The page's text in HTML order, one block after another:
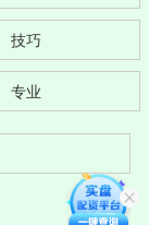
技巧
专业